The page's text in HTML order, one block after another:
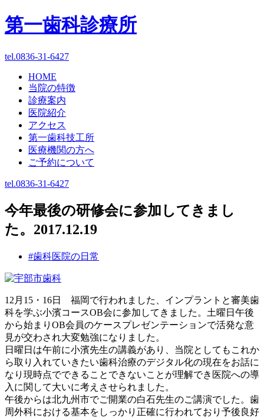
第一歯科診療所
tel.0836-31-6427
HOME
当院の特徴
診療案内
医院紹介
アクセス
第一歯科技工所
医療機関の方へ
ご予約について
tel.0836-31-6427
今年最後の研修会に参加してきまし
た。 2017.12.19
#歯科医院の日常
12月15・16日 福岡で行われました、インプラントと審美歯
科を学ぶ小濱コースOB会に参加してきました。土曜日午後
から始まりOB会員のケースプレゼンテーションで活発な意
見が交わされ大変勉強になりました。
日曜日は午前に小濱先生の講義があり、当院としてもこれか
ら取り入れていきたい歯科治療のデジタル化の現在をお話に
なり現時点でできることできないことが理解でき医院への導
入に関して大いに考えさせられました。
午後からは北九州市でご開業の白石先生のご講演でした。歯
周外科における基本をしっかり正確に行われており予後良好